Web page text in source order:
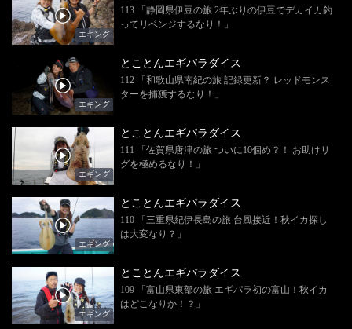
エギング
113 「静岡県伊豆の旅 2年ぶりの伊豆でデカイカ釣
ってリベンジするなり！」
エギング
とことんエギパラダイス
112 「和歌山県南紀の旅 記録更新？ レッドモンス
ターを捕獲するなり！」
エギング
とことんエギパラダイス
111 「佐賀県唐津の旅 ついに10個め？！ お助けリ
グを極めるなり！」
エギング
とことんエギパラダイス
110 「三重県紀伊長島の旅 台風接近！秋イカ探し
は大変なり？」
エギング
とことんエギパラダイス
109 「富山県東部の旅 エギパラ初の富山！秋イカ
はどこなりか！？」